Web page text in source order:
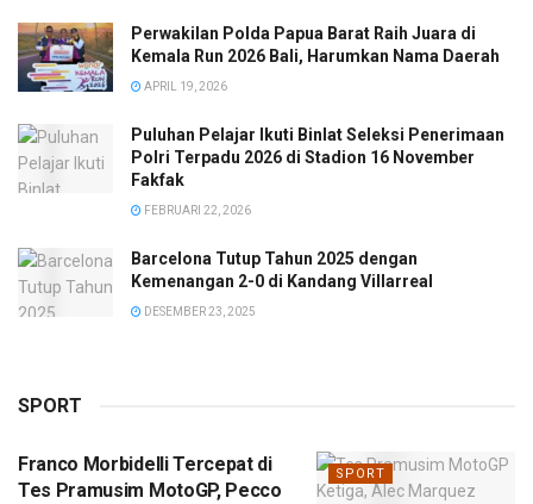
Perwakilan Polda Papua Barat Raih Juara di
Kemala Run 2026 Bali, Harumkan Nama Daerah
APRIL 19, 2026
Puluhan Pelajar Ikuti Binlat Seleksi Penerimaan
Polri Terpadu 2026 di Stadion 16 November
Fakfak
FEBRUARI 22, 2026
Barcelona Tutup Tahun 2025 dengan
Kemenangan 2-0 di Kandang Villarreal
DESEMBER 23, 2025
SPORT
SPORT
Franco Morbidelli Tercepat di
Tes Pramusim MotoGP, Pecco